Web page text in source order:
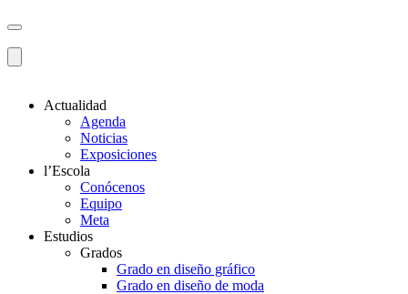
Actualidad
Agenda
Noticias
Exposiciones
l’Escola
Conócenos
Equipo
Meta
Estudios
Grados
Grado en diseño gráfico
Grado en diseño de moda